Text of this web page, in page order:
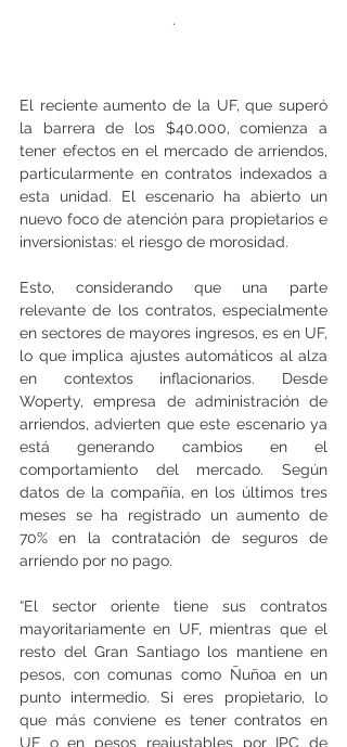
.
El reciente aumento de la UF, que superó
la barrera de los $40.000, comienza a
tener efectos en el mercado de arriendos,
particularmente en contratos indexados a
esta unidad. El escenario ha abierto un
nuevo foco de atención para propietarios e
inversionistas: el riesgo de morosidad.
Esto, considerando que una parte
relevante de los contratos, especialmente
en sectores de mayores ingresos, es en UF,
lo que implica ajustes automáticos al alza
en contextos inflacionarios. Desde
Woperty, empresa de administración de
arriendos, advierten que este escenario ya
está generando cambios en el
comportamiento del mercado. Según
datos de la compañía, en los últimos tres
meses se ha registrado un aumento de
70% en la contratación de seguros de
arriendo por no pago.
“El sector oriente tiene sus contratos
mayoritariamente en UF, mientras que el
resto del Gran Santiago los mantiene en
pesos, con comunas como Ñuñoa en un
punto intermedio. Si eres propietario, lo
que más conviene es tener contratos en
UF o en pesos reajustables por IPC de